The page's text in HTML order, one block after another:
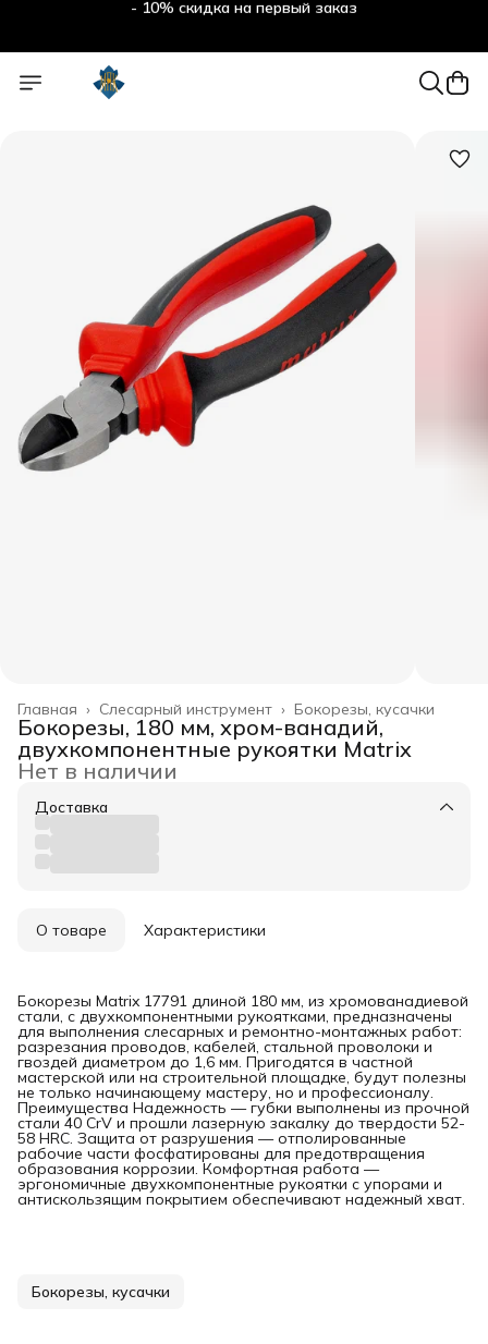
Бокорезы, кусачки
Слесарный инструмент ›
Главная ›
Бокорезы, 180 мм, хром-ванадий,
двухкомпонентные рукоятки Matrix
Нет в наличии
Доставка
О товаре Характеристики
Бокорезы Matrix 17791 длиной 180 мм, из хромованадиевой
стали, с двухкомпонентными рукоятками, предназначены
для выполнения слесарных и ремонтно-монтажных работ:
разрезания проводов, кабелей, стальной проволоки и
гвоздей диаметром до 1,6 мм. Пригодятся в частной
мастерской или на строительной площадке, будут полезны
не только начинающему мастеру, но и профессионалу.
Преимущества Надежность — губки выполнены из прочной
стали 40 CrV и прошли лазерную закалку до твердости 52-
58 HRC. Защита от разрушения — отполированные
рабочие части фосфатированы для предотвращения
образования коррозии. Комфортная работа —
эргономичные двухкомпонентные рукоятки с упорами и
антискользящим покрытием обеспечивают надежный хват.
Бокорезы, кусачки